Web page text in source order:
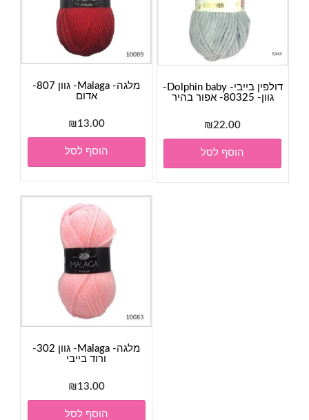
מלגה- Malaga- גוון 807-
אדום
₪13.00
הוסף לסל
דולפין בייבי- Dolphin baby-
גוון- 80325- אפור בהיר
₪22.00
הוסף לסל
מלגה- Malaga- גוון 302-
ורוד בייבי
₪13.00
הוסף לסל